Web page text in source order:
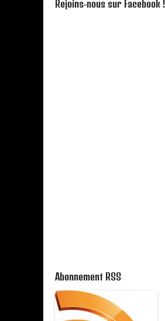
Rejoins-nous sur Facebook !
Abonnement RSS